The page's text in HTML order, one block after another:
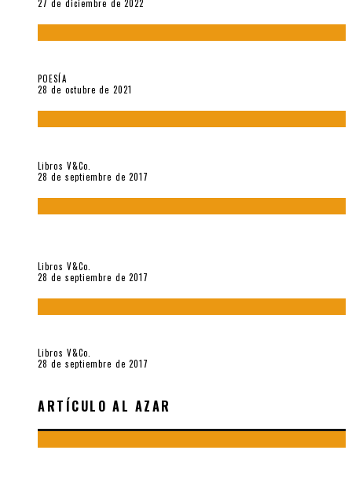
27 de diciembre de 2022
POESÍA
28 de octubre de 2021
Libros V&Co.
28 de septiembre de 2017
Libros V&Co.
28 de septiembre de 2017
Libros V&Co.
28 de septiembre de 2017
ARTÍCULO AL AZAR